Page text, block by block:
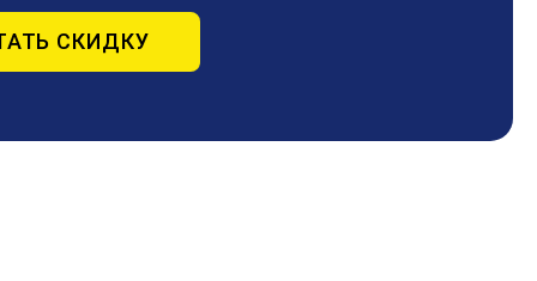
СКИДКУ